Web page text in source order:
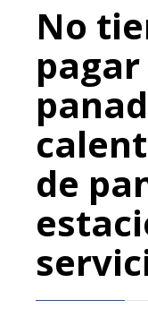
No
pagar
de